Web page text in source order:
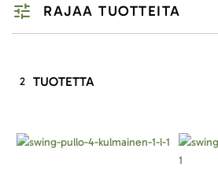
2 TUOTETTA
RAJAA TUOTTEITA